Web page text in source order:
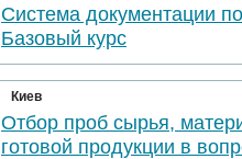
Система документации
Базовый курс
Киев
Отбор проб сырья,
готовой продукции в